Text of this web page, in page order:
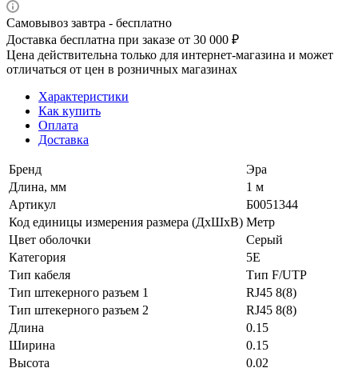
Самовывоз завтра - бесплатно
Доставка бесплатна при заказе от 30 000 ₽
Цена действительна только для интернет-магазина и может
отличаться от цен в розничных магазинах
Характеристики
Как купить
Оплата
Доставка
Бренд
Эра
Длина, мм
1 м
Артикул
Б0051344
Код единицы измерения размера (ДхШхВ) Метр
Цвет оболочки
Серый
Категория
5E
Тип кабеля
Тип F/UTP
Тип штекерного разъем 1
RJ45 8(8)
Тип штекерного разъем 2
RJ45 8(8)
Длина
0.15
Ширина
0.15
Высота
0.02